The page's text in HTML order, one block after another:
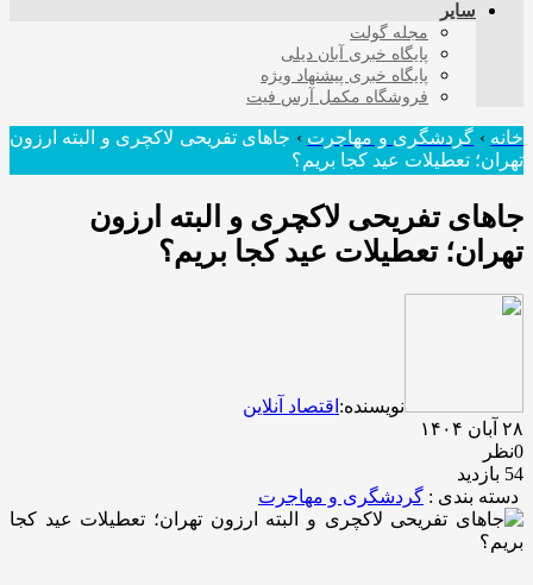
سایر
مجله گولت
پایگاه خبری آبان دیلی
پایگاه خبری پیشنهاد ویژه
فروشگاه مکمل آرس فیت
خانه › گردشگری و مهاجرت › جاهای تفریحی لاکچری و البته ارزون
تهران؛ تعطیلات عید کجا بریم؟
جاهای تفریحی لاکچری و البته ارزون
تهران؛ تعطیلات عید کجا بریم؟
نویسنده: اقتصاد آنلاین
۲۸ آبان ۱۴۰۴
0نظر
54 بازدید
دسته بندی : گردشگری و مهاجرت